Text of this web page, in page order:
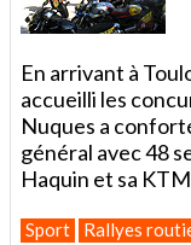
En arrivant à
accueilli les
Nuques a
général avec 48
Haquin et sa
Sport Rallyes